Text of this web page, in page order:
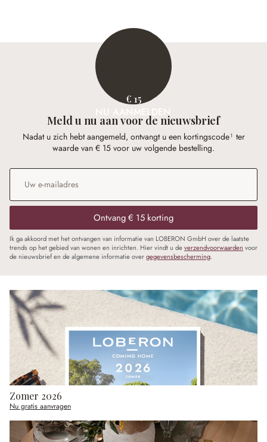
€ 15
NU AANMELDEN
Meld u nu aan voor de nieuwsbrief
Nadat u zich hebt aangemeld, ontvangt u een kortingscode¹ ter
waarde van € 15 voor uw volgende bestelling.
E-mailadres*
Ontvang € 15 korting
Ik ga akkoord met het ontvangen van informatie van LOBERON GmbH over de laatste
trends op het gebied van wonen en inrichten. Hier vindt u deverzendvoorwaarden voor
de nieuwsbrief en de algemene informatie overgegevensbescherming.
Zomer 2026
Nu gratis aanvragen